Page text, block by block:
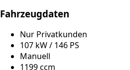
Fahrzeugdaten
Nur Privatkunden
107 kW / 146 PS
Manuell
1199 ccm